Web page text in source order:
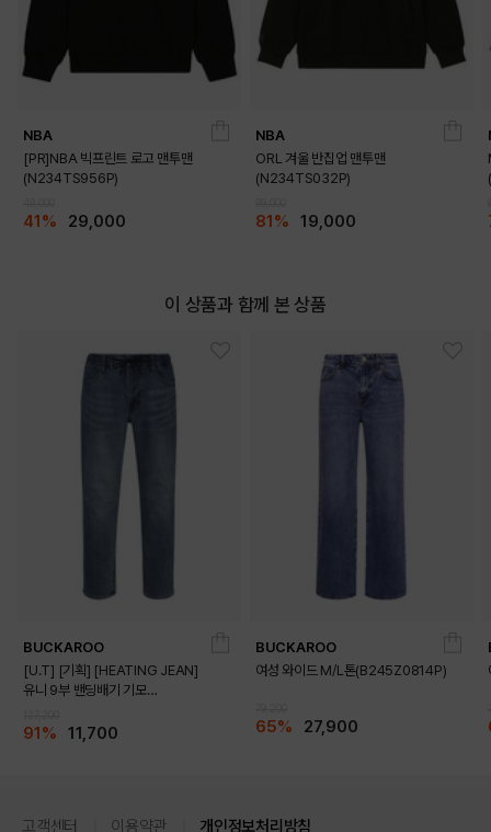
NBA
[PR]NBA 빅프린트 로고 맨투맨
(N234TS956P)
41% 29,000
NBA
ORL 겨울 반집업 맨투맨
(N234TS032P)
81% 19,000
이 상품과 함께 본 상품
BUCKAROO
[U.T] [기획] [HEATING JEAN]
유니 9부 밴딩배기 기모
91% 11,700
BUCKAROO
여성 와이드 M/L톤(B245Z0814P)
65% 27,900
고객센터 이용약관 개인정보처리방침